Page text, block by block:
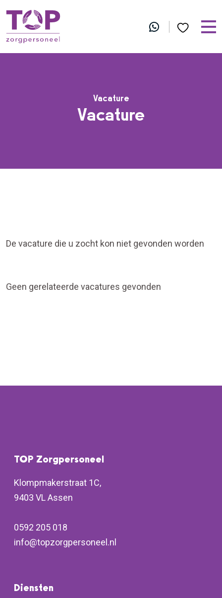
Vacature
Vacature
De vacature die u zocht kon niet gevonden worden
Geen gerelateerde vacatures gevonden
TOP Zorgpersoneel
Klompmakerstraat 1C,
9403 VL Assen
0592 205 018
info@topzorgpersoneel.nl
Diensten